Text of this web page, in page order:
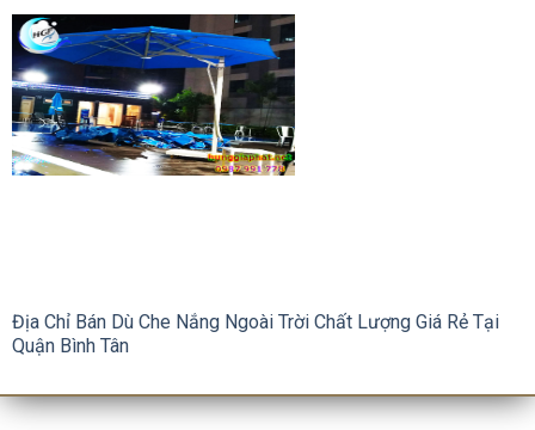
Địa Chỉ Bán Dù Che Nắng Ngoài Trời Chất Lượng Giá Rẻ Tại
Quận Bình Tân